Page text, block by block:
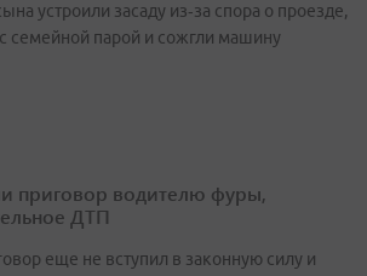
устроили засаду из‑за спора о проезде,
семейной парой и сожгли машину
приговор водителю фуры,
ДТП
еще не вступил в законную силу и